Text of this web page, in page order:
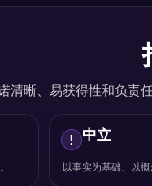
易获得性和负责任的
! 中立
以事实为基础、以